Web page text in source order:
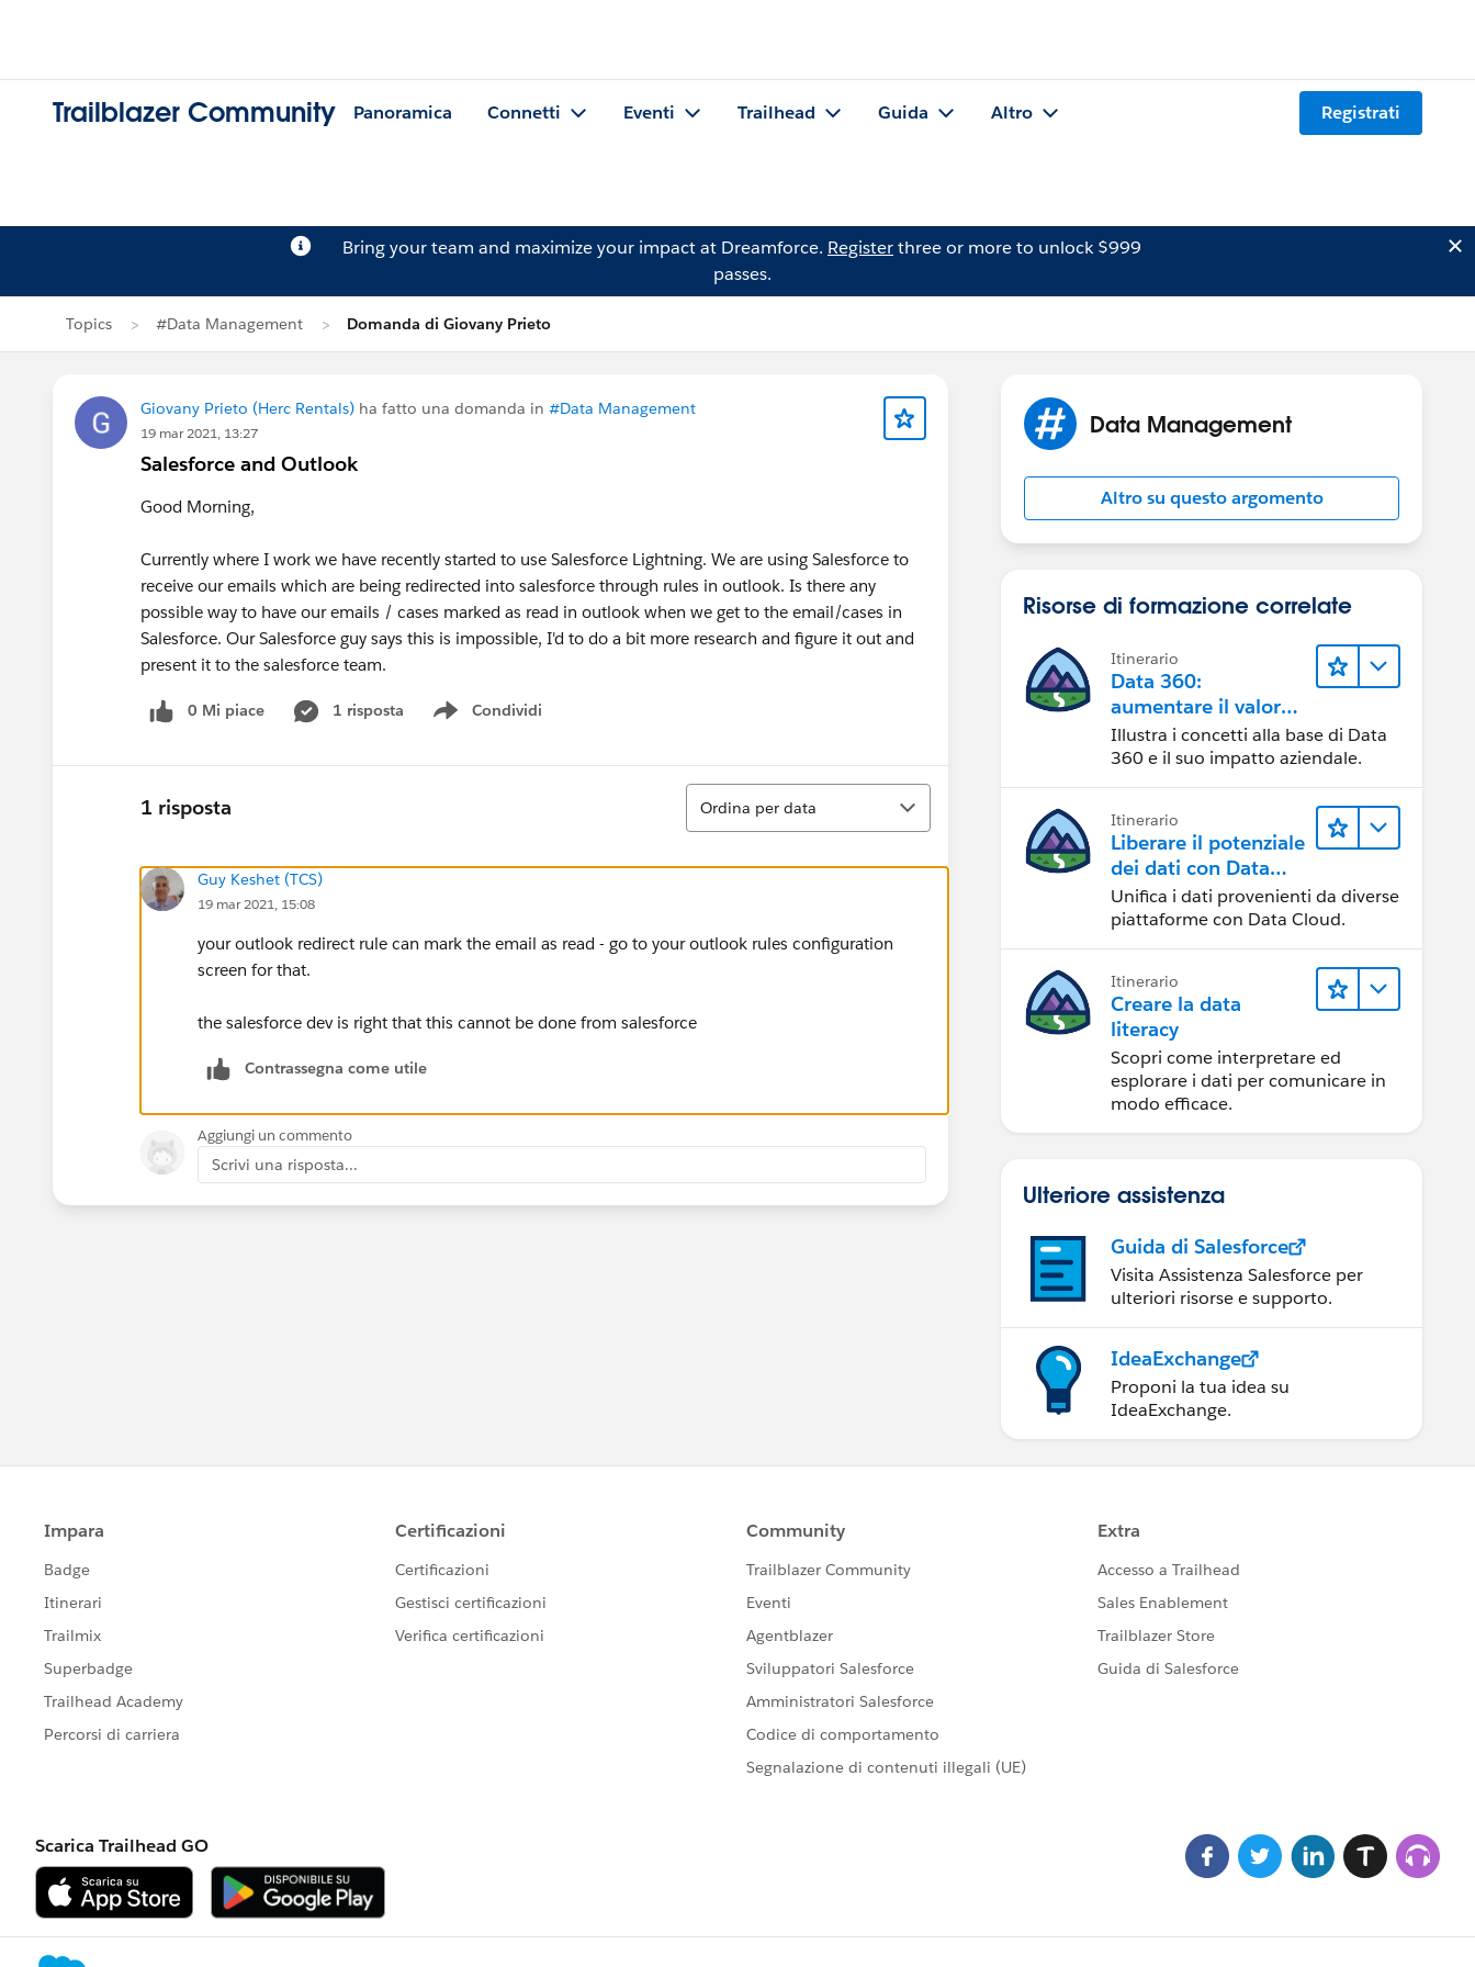
Trailblazer Community Panoramica Connetti Eventi Trailhead Guida Altro Registrati
Bring your team and maximize your impact at Dreamforce. Registerthree or more to unlock $999
passes.
Topics #Data Management Domanda di Giovany Prieto
Giovany Prieto (Herc Rentals) ha fatto una domanda in #Data Management
19 mar 2021, 13:27
Salesforce and Outlook
Good Morning,
Currently where I work we have recently started to use Salesforce Lightning. We are using Salesforce to
receive our emails which are being redirected into salesforce through rules in outlook. Is there any
possible way to have our emails / cases marked as read in outlook when we get to the email/cases in
Salesforce. Our Salesforce guy says this is impossible, I'd to do a bit more research and figure it out and
present it to the salesforce team.
0 Mi piace 1 risposta Condividi
Show menu
1 risposta
Ordina
Ordina per data
Guy Keshet (TCS)
19 mar 2021, 15:08
your outlook redirect rule can mark the email as read - go to your outlook rules configuration
screen for that.
the salesforce dev is right that this cannot be done from salesforce
Contrassegna come utile
Aggiungi un commento
Scrivi una risposta...
Data Management
Altro su questo argomento
Risorse di formazione correlate
Itinerario
Data 360:
aumentare il valore
dei dati
Illustra i concetti alla base di Data
360 e il suo impatto aziendale.
Itinerario
Liberare il potenziale
dei dati con Data
Cloud
Unifica i dati provenienti da diverse
piattaforme con Data Cloud.
Itinerario
Creare la data
literacy
Scopri come interpretare ed
esplorare i dati per comunicare in
modo efficace.
Ulteriore assistenza
Guida di Salesforce
Visita Assistenza Salesforce per
ulteriori risorse e supporto.
IdeaExchange
Proponi la tua idea su
IdeaExchange.